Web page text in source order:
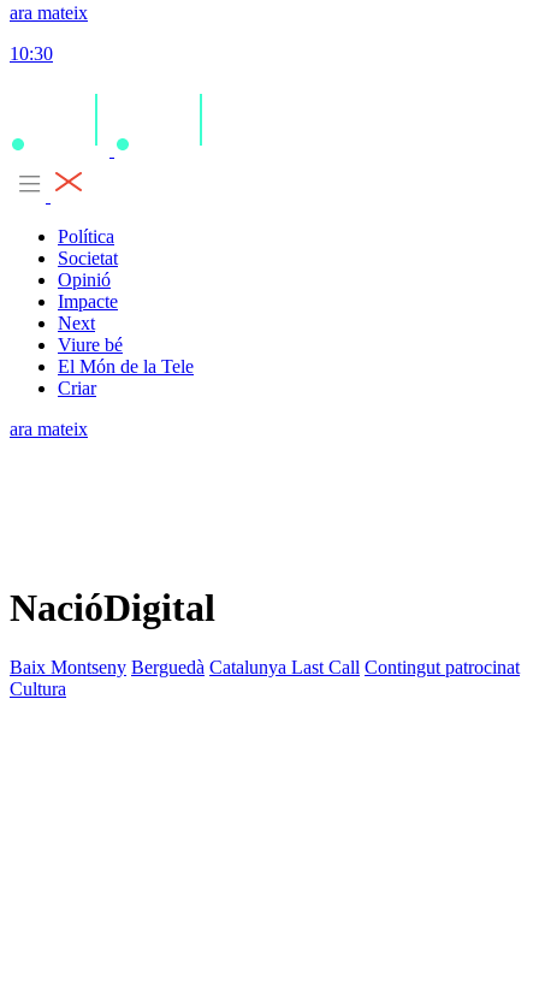
ara mateix
10:30
Política
Societat
Opinió
Impacte
Next
Viure bé
El Món de la Tele
Criar
ara mateix
NacióDigital
Baix Montseny Berguedà Catalunya Last Call Contingut patrocinat
Cultura